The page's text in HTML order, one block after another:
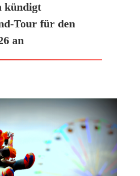
kündigt
Tour für den
an